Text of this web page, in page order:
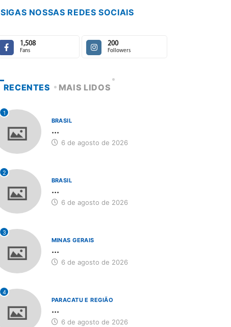
SIGAS NOSSAS REDES SOCIAIS
1,508
Fans
200
Followers
RECENTES MAIS LIDOS
1
BRASIL
...
6 de agosto de 2026
2
BRASIL
...
6 de agosto de 2026
3
MINAS GERAIS
...
6 de agosto de 2026
4
PARACATU E REGIÃO
...
6 de agosto de 2026